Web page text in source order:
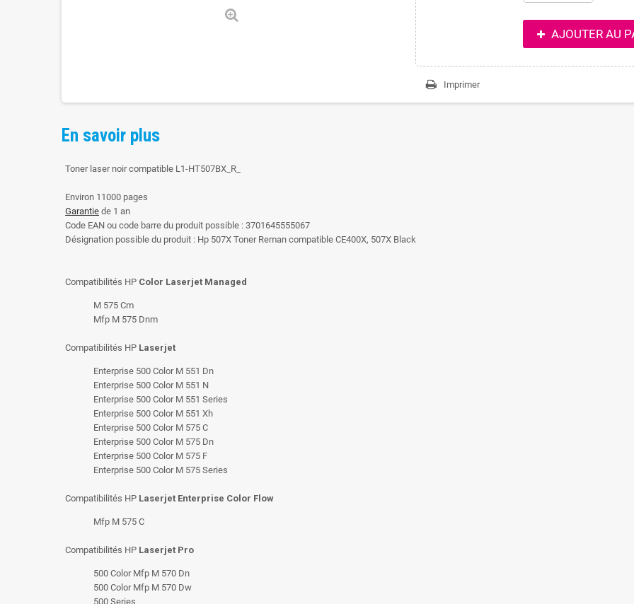
AJOUTER AU
Imprimer
En savoir plus
Toner laser noir compatible L1-HT507BX_R_
Environ 11000 pages
Garantie de 1 an
Code EAN ou code barre du produit possible : 3701645555067
Désignation possible du produit : Hp 507X Toner Reman compatible CE400X, 507X Black
Compatibilités HP Color Laserjet Managed
M 575 Cm
Mfp M 575 Dnm
Compatibilités HP Laserjet
Enterprise 500 Color M 551 Dn
Enterprise 500 Color M 551 N
Enterprise 500 Color M 551 Series
Enterprise 500 Color M 551 Xh
Enterprise 500 Color M 575 C
Enterprise 500 Color M 575 Dn
Enterprise 500 Color M 575 F
Enterprise 500 Color M 575 Series
Compatibilités HP Laserjet Enterprise Color Flow
Mfp M 575 C
Compatibilités HP Laserjet Pro
500 Color Mfp M 570 Dn
500 Color Mfp M 570 Dw
500 Series